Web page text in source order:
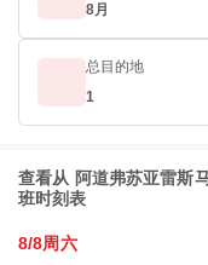
8月
总目的地
1
查看从 阿道弗苏亚雷斯
班时刻表
8/8周六